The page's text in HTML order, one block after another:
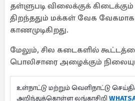
தள்ளுபடி விலைக்குக்
திறந்ததும் மக்கள் வேக வேகமாக
காணமுடிகிறது.
மேலும், சில கடைகளில்
பொலிசாரை அழைக்கும்
உள்நாட்டு மற்றும் வெளிநாட்டு
அறிந்துக்கொள்ள லங்காசிறி